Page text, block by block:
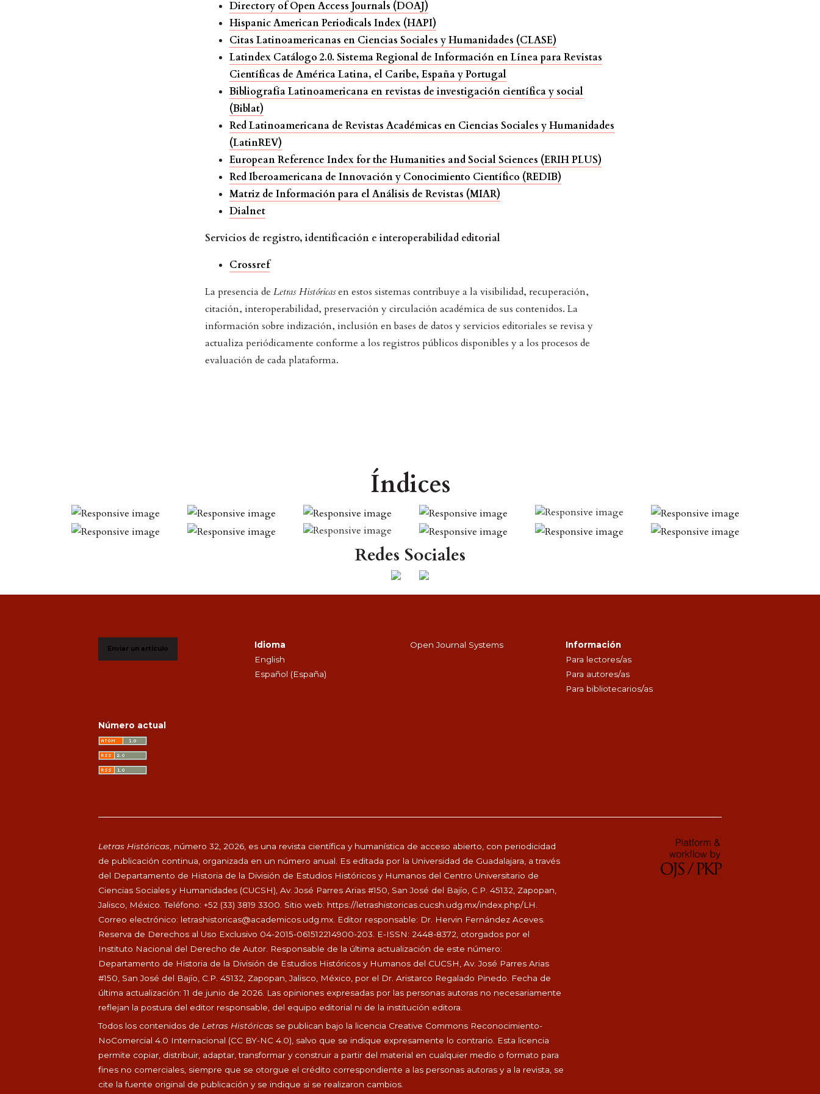
Directory of Open Access Journals (DOAJ)
Hispanic American Periodicals Index (HAPI)
Citas Latinoamericanas en Ciencias Sociales y Humanidades (CLASE)
Latindex Catálogo 2.0. Sistema Regional de Información en Línea para Revistas
Científicas de América Latina, el Caribe, España y Portugal
Bibliografía Latinoamericana en revistas de investigación científica y social
(Biblat)
Red Latinoamericana de Revistas Académicas en Ciencias Sociales y Humanidades
(LatinREV)
European Reference Index for the Humanities and Social Sciences (ERIH PLUS)
Red Iberoamericana de Innovación y Conocimiento Científico (REDIB)
Matriz de Información para el Análisis de Revistas (MIAR)
Dialnet
Servicios de registro, identificación e interoperabilidad editorial
Crossref
La presencia de Letras Históricasen estos sistemas contribuye a la visibilidad, recuperación,
citación, interoperabilidad, preservación y circulación académica de sus contenidos. La
información sobre indización, inclusión en bases de datos y servicios editoriales se revisa y
actualiza periódicamente conforme a los registros públicos disponibles y a los procesos de
evaluación de cada plataforma.
Índices
Redes Sociales
Enviar un artículo
Idioma
English
Español (España)
Open Journal Systems
Información
Para lectores/as
Para autores/as
Para bibliotecarios/as
Número actual
Letras Históricas , número 32, 2026, es una revista científica y humanística de acceso abierto, con periodicidad
de publicación continua, organizada en un número anual. Es editada por la Universidad de Guadalajara, a través
del Departamento de Historia de la División de Estudios Históricos y Humanos del Centro Universitario de
Ciencias Sociales y Humanidades (CUCSH), Av. José Parres Arias #150, San José del Bajío, C.P. 45132, Zapopan,
Jalisco, México. Teléfono: +52 (33) 3819 3300. Sitio web: https://letrashistoricas.cucsh.udg.mx/index.php/LH
Correo electrónico: letrashistoricas@academicos.udg.mx . Editor responsable: Dr. Hervin Fernández Aceves.
Reserva de Derechos al Uso Exclusivo 04-2015-061512214900-203. E-ISSN: 2448-8372, otorgados por el
Instituto Nacional del Derecho de Autor. Responsable de la última actualización de este número:
Departamento de Historia de la División de Estudios Históricos y Humanos del CUCSH, Av. José Parres Arias
#150, San José del Bajío, C.P. 45132, Zapopan, Jalisco, México, por el Dr. Aristarco Regalado Pinedo. Fecha de
última actualización: 11 de junio de 2026. Las opiniones expresadas por las personas autoras no necesariamente
reflejan la postura del editor responsable, del equipo editorial ni de la institución editora.
Todos los contenidos de Letras Históricas se publican bajo la licencia Creative Commons Reconocimiento-
NoComercial 4.0 Internacional (CC BY-NC 4.0), salvo que se indique expresamente lo contrario. Esta licencia
permite copiar, distribuir, adaptar, transformar y construir a partir del material en cualquier medio o formato para
fines no comerciales, siempre que se otorgue el crédito correspondiente a las personas autoras y a la revista, se
cite la fuente original de publicación y se indique si se realizaron cambios.